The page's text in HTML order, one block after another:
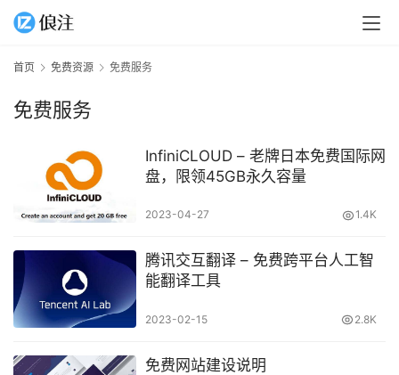
首页 免费资源 免费服务
免费服务
InfiniCLOUD – 老牌日本免费国际网
盘，限领45GB永久容量
2023-04-27 1.4K
腾讯交互翻译 – 免费跨平台人工智
能翻译工具
2023-02-15 2.8K
免费网站建设说明